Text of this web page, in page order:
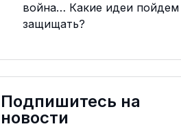
война… Какие идеи пойдем
защищать?
Подпишитесь на
новости